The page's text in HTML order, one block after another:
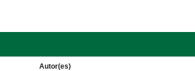
Autor(es)